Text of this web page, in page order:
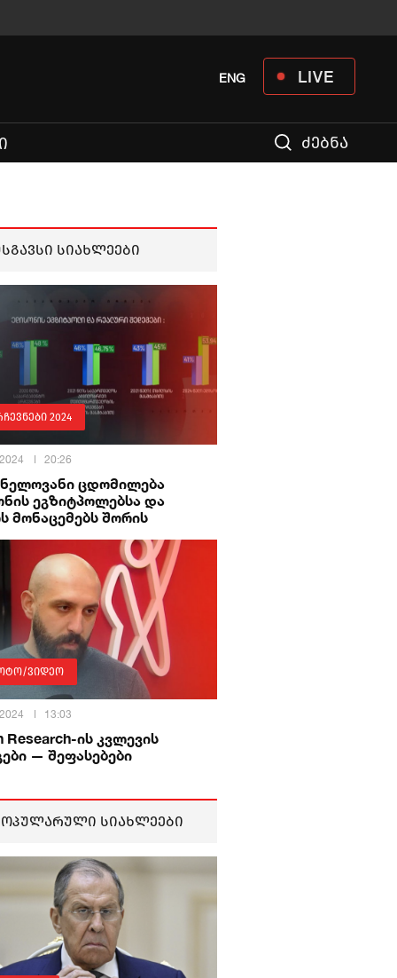
LIVE
ENG
ძებნა
სიახლეები
2024
20:26
ცდომილება
ეგზიტპოლებსა და
მონაცემებს შორის
ვიდეო
13:03
Research-ის კვლევის
— შეფასებები
სიახლეები